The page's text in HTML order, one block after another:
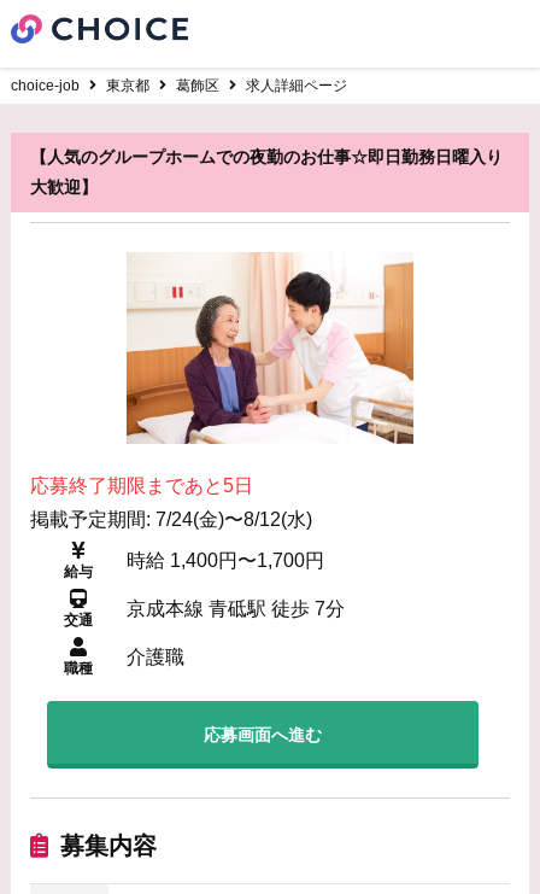
choice-job 東京都 葛飾区 求人詳細ページ
【人気のグループホームでの夜勤のお仕事☆即日勤務日曜入り
大歓迎】
応募終了期限まであと5日
掲載予定期間: 7/24(金)〜8/12(水)
給与
時給 1,400円〜1,700円
交通
京成本線 青砥駅 徒歩 7分
職種
介護職
応募画面へ進む
募集内容